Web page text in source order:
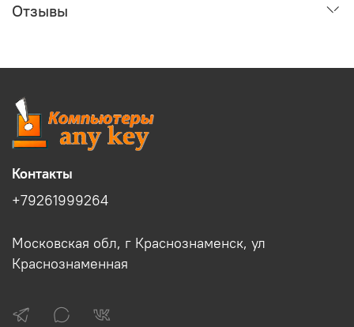
Отзывы
Контакты
+79261999264
Московская обл, г Краснознаменск, ул
Краснознаменная